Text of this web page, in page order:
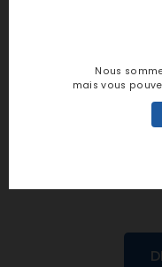
personne n'a encore
Nous
mais vous